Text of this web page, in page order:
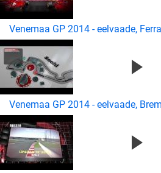
Venemaa GP 2014 - eelvaade,
Venemaa GP 2014 - eelvaade,